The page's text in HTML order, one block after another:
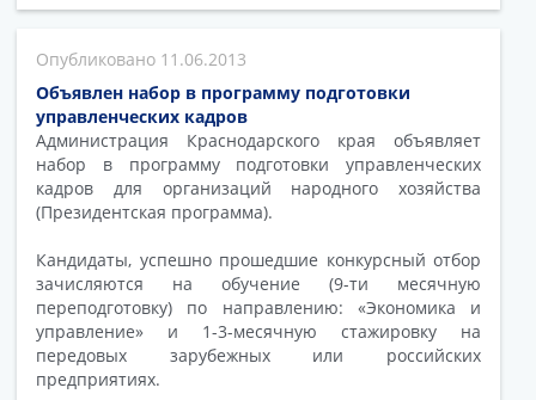
11.06.2013
Объявлен набор в программу подготовки
управленческих кадров
Администрация Краснодарского края объявляет
набор в программу подготовки управленческих
кадров для организаций народного хозяйства
(Президентская программа).
Кандидаты, успешно прошедшие конкурсный отбор
зачисляются на обучение (9-ти месячную
переподготовку) по направлению: «Экономика и
управление» и 1-3-месячную стажировку на
передовых зарубежных или российских
предприятиях.